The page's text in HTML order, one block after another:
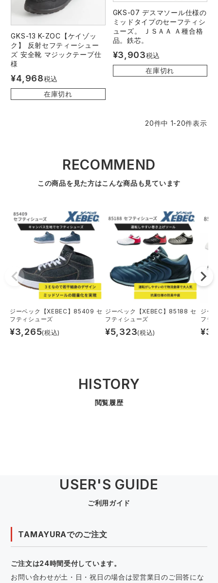
GKS-13 K-ZOC【ケイゾッ
ク】 反射セフティーシュー
ズ 安全靴 マジックテープ仕
様
¥4,968税込
在庫切れ
GKS-07 デスマソール仕様の
ミッドタイプのセーフティシ
ューズ。 ＪＳＡＡ Ａ種合格
品。鉄芯。
¥3,903税込
在庫切れ
20件中 1-20件表示
RECOMMEND
この商品を見た方はこんな商品も見ています
ジーベック【XEBEC】85409 セ
フティシューズ
¥3,265(税込)
ジーベック【XEBEC】85188 セ
フティシューズ
¥5,323(税込)
ジー
フテ
¥
HISTORY
閲覧履歴
USER'S GUIDE
ご利用ガイド
TAMAYURAでのご注文
ご注文は24時間受付しています。
お問い合わせが土・日・祝日の場合は翌営業日のご回答にな